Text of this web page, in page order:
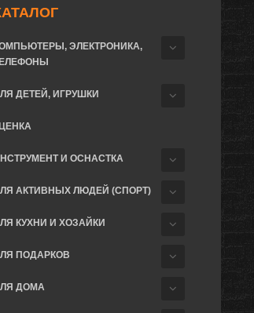
ЭЛЕКТРОНИКА,
ДЕТЕЙ, ИГРУШКИ
И ОСНАСТКА
АКТИВНЫХ ЛЮДЕЙ (СПОРТ)
КУХНИ И ХОЗАЙКИ
ПОДАРКОВ
ДОМА